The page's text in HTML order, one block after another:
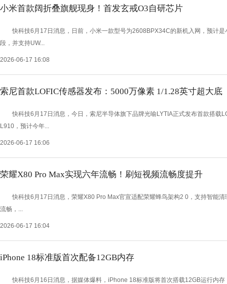
小米首款阔折叠旗舰现身！首发玄戒O3自研芯片
快科技6月17日消息，日前，小米一款型号为2608BPX34C的新机入网，预计是
段，并支持UW...
2026-06-17 16:08
索尼首款LOFIC传感器发布：5000万像素 1/1.28英寸超大底
快科技6月17日消息，今日，索尼半导体旗下品牌光喻LYTIA正式发布首款搭载
L910，预计今年...
2026-06-17 16:06
荣耀X80 Pro Max实现六年流畅！刷短视频流畅度提升
快科技6月17日消息，荣耀X80 Pro Max官宣适配荣耀蜂鸟架构2 0，支持智能清
流畅，...
2026-06-17 16:04
iPhone 18标准版首次配备12GB内存
快科技6月16日消息，据媒体爆料，iPhone 18标准版将首次搭载12GB运行内存